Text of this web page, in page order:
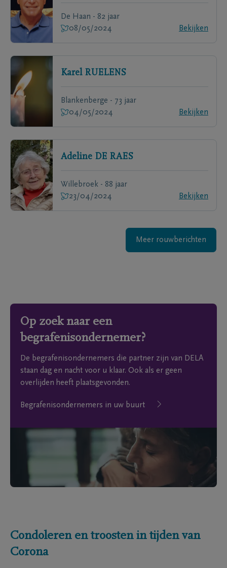
De Haan - 82 jaar
08/05/2024
Bekijken
Karel RUELENS
Blankenberge - 73 jaar
04/05/2024
Bekijken
Adeline DE RAES
Willebroek - 88 jaar
23/04/2024
Bekijken
Meer rouwberichten
Op zoek naar een
begrafenisondernemer?
De begrafenisondernemers die partner zijn van DELA
staan dag en nacht voor u klaar. Ook als er geen
overlijden heeft plaatsgevonden.
Begrafenisondernemers in uw buurt
Condoleren en troosten in tijden van
Corona